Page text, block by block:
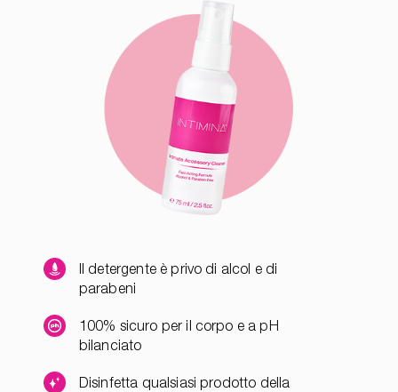
Il detergente è privo di alcol e di
parabeni
100% sicuro per il corpo e a pH
bilanciato
Disinfetta qualsiasi prodotto della